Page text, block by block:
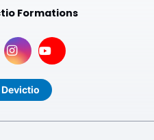
Formations
Devictio